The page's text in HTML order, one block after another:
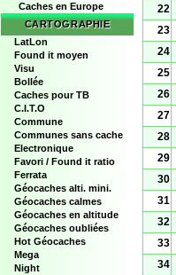
Caches en Europe
CARTOGRAPHIE
LatLon
Found it moyen
Visu
Bollée
Caches pour TB
C.I.T.O
Commune
Communes sans cache
Electronique
Favori / Found it ratio
Ferrata
Géocaches alti. mini.
Géocaches calmes
Géocaches en altitude
Géocaches oubliées
Hot Géocaches
Mega
Night
22
23
24
25
26
27
28
29
30
31
32
33
34